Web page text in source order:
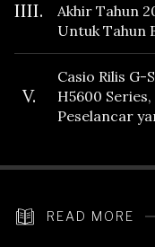
IIII.
Akhir Tahun
Untuk Tahun
V.
Casio Rilis G-
H5600
Peselancar
READ MORE